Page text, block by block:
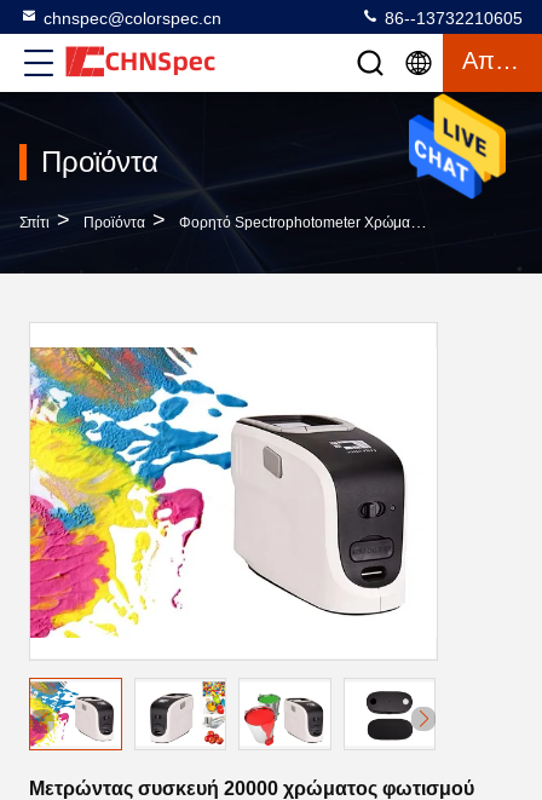
chnspec@colorspec.cn 86--13732210605
Απόσπασμα
Προϊόντα
Σπίτι > Προϊόντα > Φορητό Spectrophotometer Χρώματος
Μετρώντας συσκευή 20000 χρώματος φωτισμού